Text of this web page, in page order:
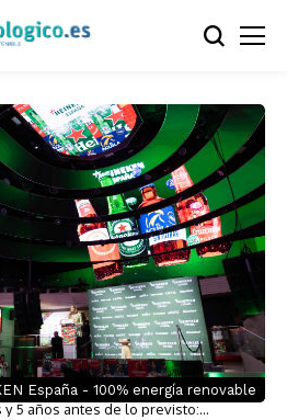
España - 100% energía renovable
5 años antes de lo previsto: